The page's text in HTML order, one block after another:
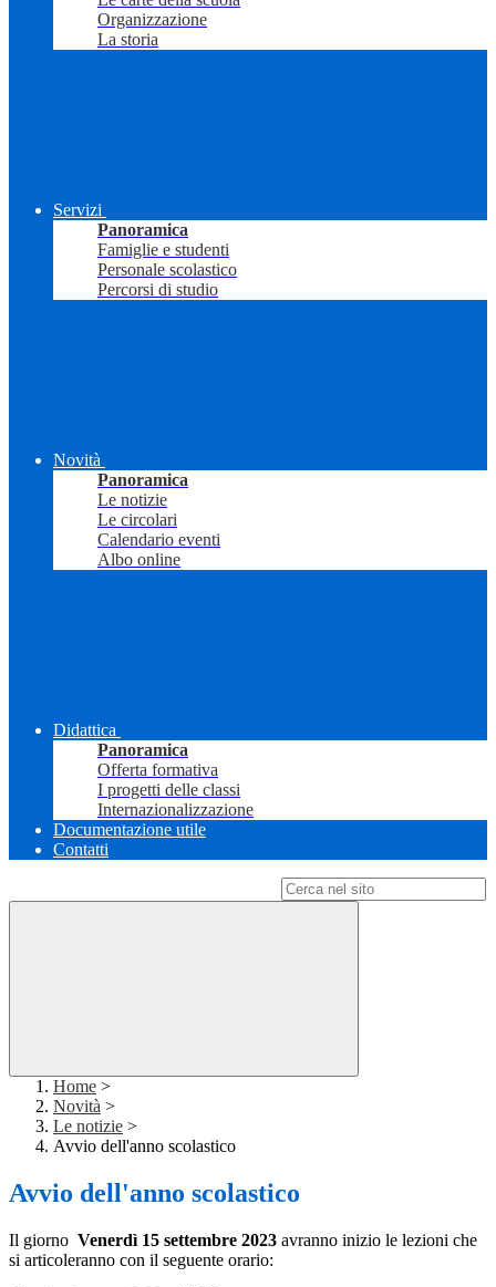
Organizzazione
La storia
Servizi
Panoramica
Famiglie e studenti
Personale scolastico
Percorsi di studio
Novità
Panoramica
Le notizie
Le circolari
Calendario eventi
Albo online
Didattica
Panoramica
Offerta formativa
I progetti delle classi
Internazionalizzazione
Documentazione utile
Contatti
Home >
Novità >
Le notizie >
Avvio dell'anno scolastico
Avvio dell'anno scolastico
Il giorno Venerdì 15 settembre 2023 avranno inizio le lezioni che
si articoleranno con il seguente orario: